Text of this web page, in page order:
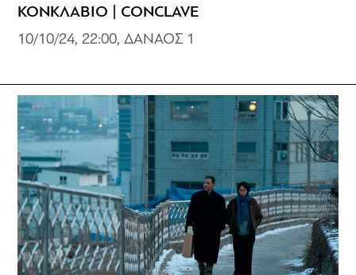
ΚΟΝΚΛΑΒΙΟ | CONCLAVE
10/10/24, 22:00, ΔΑΝΑΟΣ 1